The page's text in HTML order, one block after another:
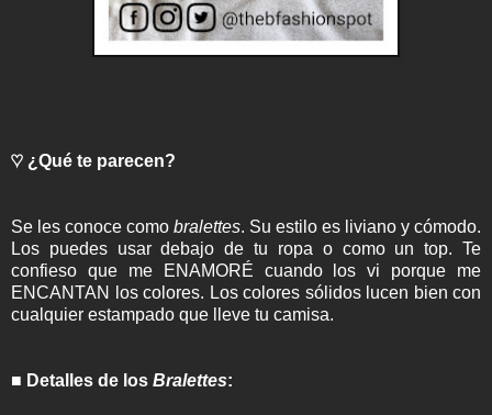
♡ ¿Qué te parecen?
Se les conoce como bralettes. Su estilo es liviano y cómodo.
Los puedes usar debajo de tu ropa o como un top. Te
confieso que me ENAMORÉ cuando los vi porque me
ENCANTAN los colores. Los colores sólidos lucen bien con
cualquier estampado que lleve tu camisa.
■ Detalles de los Bralettes: